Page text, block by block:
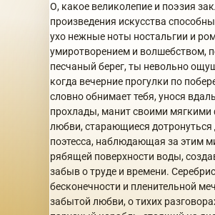
О, какое великолепие и поэзия
произведения искусства
ухо нежные ноты ностальгии и
умиротворением и волшебством,
песчаный берег, ты невольно
когда вечерние прогулки по
словно обнимает тебя, унося
прохлады, манит своими
любви, старающиеся дотронуться
поэтесса, наблюдающая за этим
рябящей поверхности воды,
забыв о труде и времени.
бесконечности и пленительной
забытой любви, о тихих